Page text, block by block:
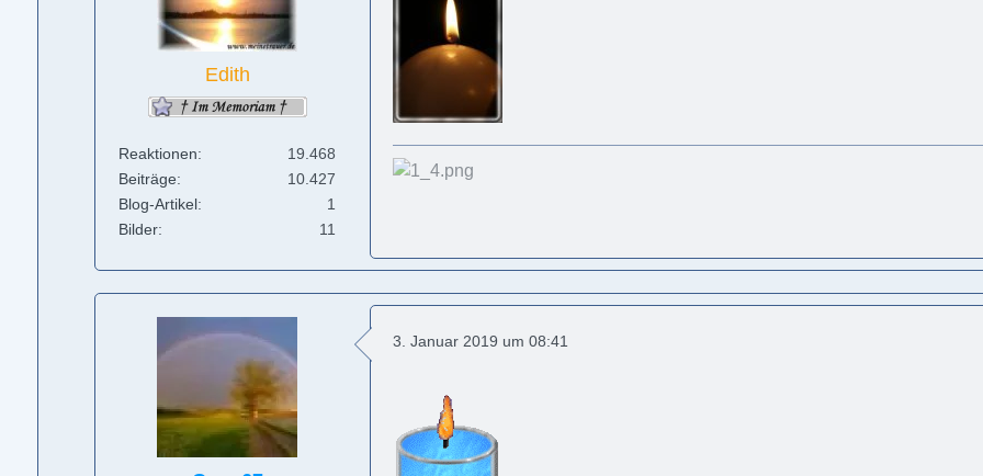
Edith
Reaktionen
19.468
Beiträge
10.427
Blog-Artikel
1
Bilder
11
3. Januar 2019 um 08:41